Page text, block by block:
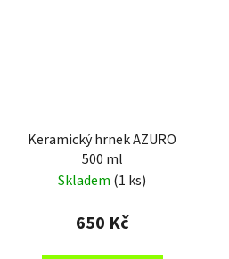
Keramický hrnek AZURO
500 ml
Skladem (1 ks)
650 Kč